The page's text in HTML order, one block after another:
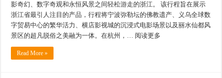
影奇幻、数字奇观和永恒风景之间轻松游走的浙江。 该行程旨在展示
浙江省最引人注目的产品，行程将宁波弥勒坛的佛教遗产、义乌全球数
字贸易中心的繁华活力、横店影视城的沉浸式电影场景以及丽水仙都风
景区的超凡脱俗之美融为一体。在杭州，… 阅读更多
Read More »